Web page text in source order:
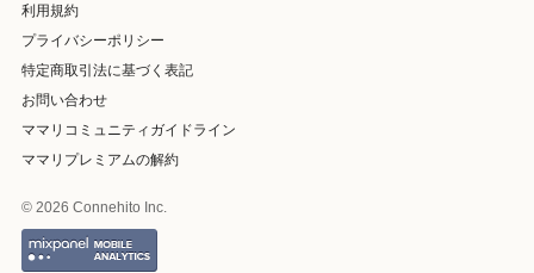
利用規約
プライバシーポリシー
特定商取引法に基づく表記
お問い合わせ
ママリコミュニティガイドライン
ママリプレミアムの解約
© 2026 Connehito Inc.